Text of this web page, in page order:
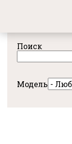
содержанию
Поиск
Модель